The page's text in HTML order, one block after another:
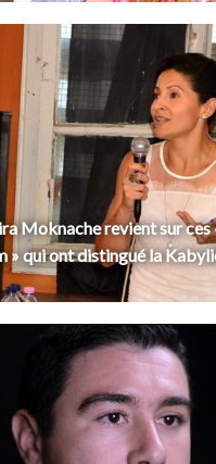
Moknache revient sur ces
» qui ont distingué la